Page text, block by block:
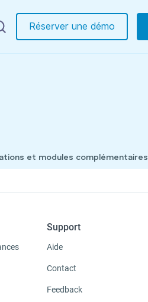
Réserver une démo
et modules complémentaires
Support
Aide
Contact
Feedback